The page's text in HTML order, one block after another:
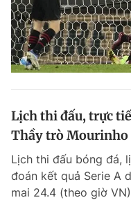
Lịch thi đấu, trực
Thầy trò Mourinho
Lịch thi đấu bóng đá,
đoán kết quả Serie A
mai 24.4 (theo giờ